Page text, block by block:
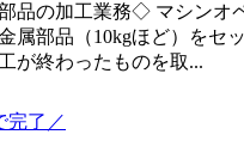
品の加工業務◇ マシンオ
属部品（10kgほど）を
が終わったものを取...
完了／